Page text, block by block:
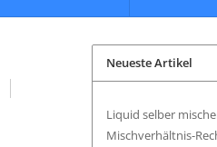
Neueste Artikel
Liquid selber
Mischverhältnis-